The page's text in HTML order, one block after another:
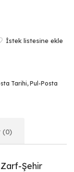
İstek listesine ekle
Tarihi, Pul-Posta
(0)
Şehir